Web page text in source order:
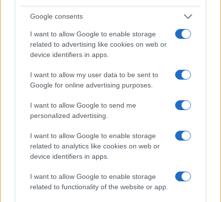
Google consents
I want to allow Google to enable storage
related to advertising like cookies on web or
device identifiers in apps.
I want to allow my user data to be sent to
Google for online advertising purposes.
I want to allow Google to send me
personalized advertising.
I want to allow Google to enable storage
related to analytics like cookies on web or
device identifiers in apps.
I want to allow Google to enable storage
related to functionality of the website or app.
Η ημερήσια ενημέρωσή σου
NEWSLETTER
Έχω διαβάσει, κατανοώ και αποδέχομαι τους
όρους χρήσης